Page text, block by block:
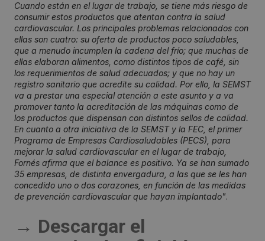
Cuando están en el lugar de trabajo, se tiene más riesgo de
consumir estos productos que atentan contra la salud
cardiovascular. Los principales problemas relacionados con
ellas son cuatro: su oferta de productos poco saludables,
que a menudo incumplen la cadena del frío; que muchas de
ellas elaboran alimentos, como distintos tipos de café, sin
los requerimientos de salud adecuados; y que no hay un
registro sanitario que acredite su calidad. Por ello, la SEMST
va a prestar una especial atención a este asunto y a va
promover tanto la acreditación de las máquinas como de
los productos que dispensan con distintos sellos de calidad.
En cuanto a otra iniciativa de la SEMST y la FEC, el primer
Programa de Empresas Cardiosaludables (PECS), para
mejorar la salud cardiovascular en el lugar de trabajo,
Fornés afirma que el balance es positivo. Ya se han sumado
35 empresas, de distinta envergadura, a las que se les han
concedido uno o dos corazones, en función de las medidas
de prevención cardiovascular que hayan implantado".
→ Descargar el